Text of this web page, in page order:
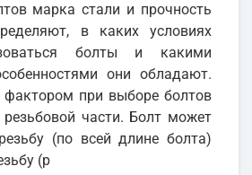
марка стали и прочность
в каких условиях
болты и какими
они обладают.
при выборе болтов
резьбовой части. Болт может
(по всей длине болта)
(р